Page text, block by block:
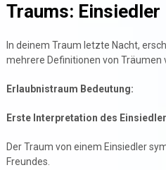
Traums: Einsiedler
In deinem Traum letzte Nacht,
mehrere Definitionen von Träumen
Erlaubnistraum Bedeutung:
Erste Interpretation des
Der Traum von einem Einsiedler
Freundes.